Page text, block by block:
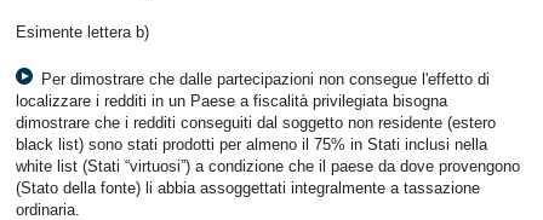
Esimente lettera b)
Per dimostrare che dalle partecipazioni non consegue l'effetto di
localizzare i redditi in un Paese a fiscalità privilegiata bisogna
dimostrare che i redditi conseguiti dal soggetto non residente (estero
black list) sono stati prodotti per almeno il 75% in Stati inclusi nella
white list (Stati “virtuosi”) a condizione che il paese da dove provengono
(Stato della fonte) li abbia assoggettati integralmente a tassazione
ordinaria.